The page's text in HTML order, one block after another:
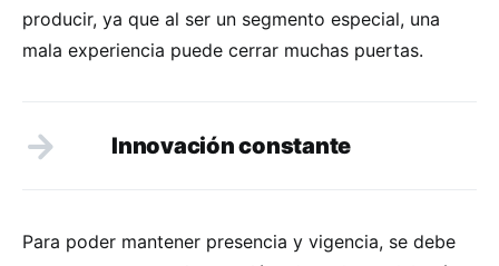
producir, ya que al ser un segmento especial, una
mala experiencia puede cerrar muchas puertas.
Innovación constante
Para poder mantener presencia y vigencia, se debe